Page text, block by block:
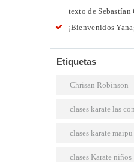
texto de Sebastían
¡Bienvenidos
Etiquetas
Chrisan Robinson
clases karate las
clases karate maipu
clases Karate niños